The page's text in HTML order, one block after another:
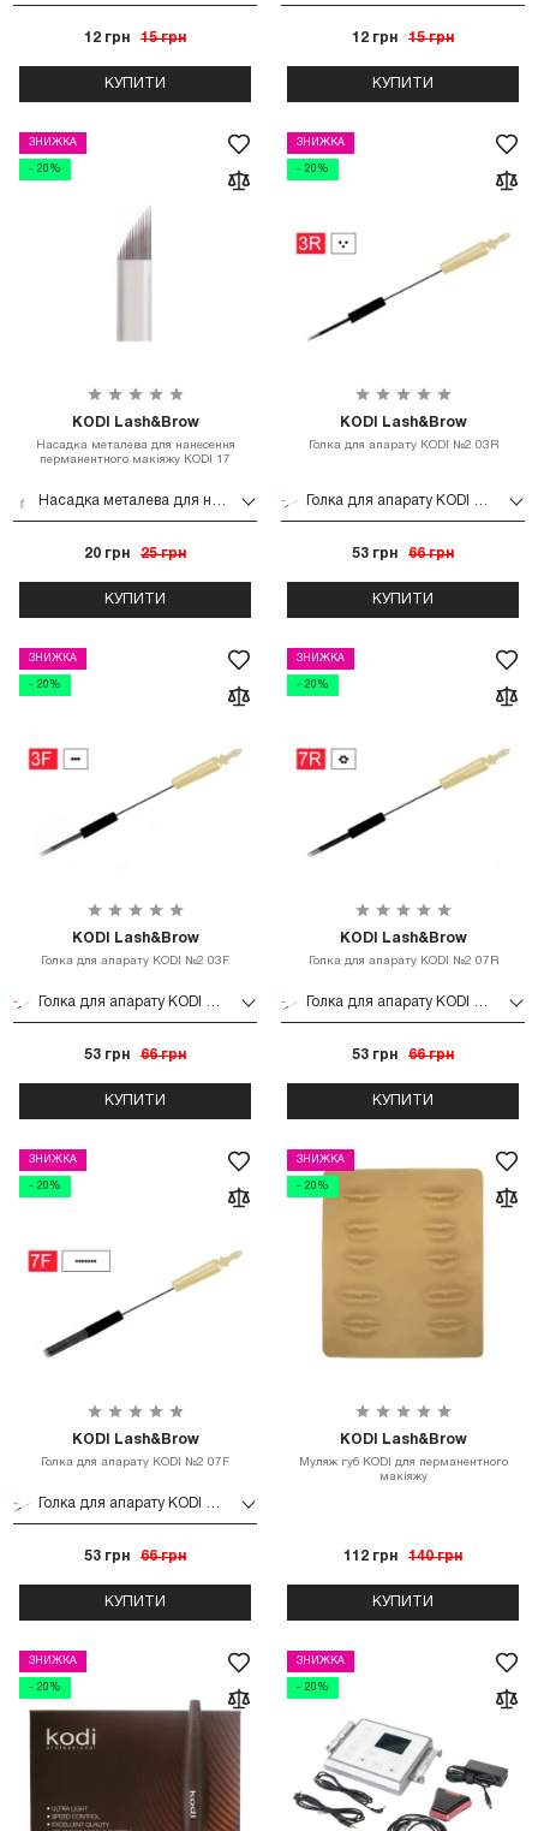
12 грн 15 грн
КУПИТИ
12 грн 15 грн
КУПИТИ
ЗНИЖКА
- 20%
KODI Lash&Brow
Насадка металева для нанесення
перманентного макіяжу KODI 17
Насадка металева для нанесення перманентного макіяжу KODI 17
20 грн 25 грн
КУПИТИ
ЗНИЖКА
- 20%
KODI Lash&Brow
Голка для апарату KODI №2 03R
Голка для апарату KODI №2 03R
53 грн 66 грн
КУПИТИ
ЗНИЖКА
- 20%
KODI Lash&Brow
Голка для апарату KODI №2 03F
Голка для апарату KODI №2 03F
53 грн 66 грн
КУПИТИ
ЗНИЖКА
- 20%
KODI Lash&Brow
Голка для апарату KODI №2 07R
Голка для апарату KODI №2 07R
53 грн 66 грн
КУПИТИ
ЗНИЖКА
- 20%
KODI Lash&Brow
Голка для апарату KODI №2 07F
Голка для апарату KODI №2 07F
53 грн 66 грн
КУПИТИ
ЗНИЖКА
- 20%
KODI Lash&Brow
Муляж губ KODI для перманентного
макіяжу
112 грн 140 грн
КУПИТИ
ЗНИЖКА
- 20%
ЗНИЖКА
- 20%